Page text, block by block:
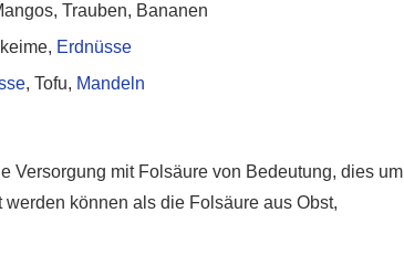
Trauben, Bananen
Erdnüsse
, Tofu, Mandeln
Versorgung mit Folsäure von Bedeutung, dies um
können als die Folsäure aus Obst,